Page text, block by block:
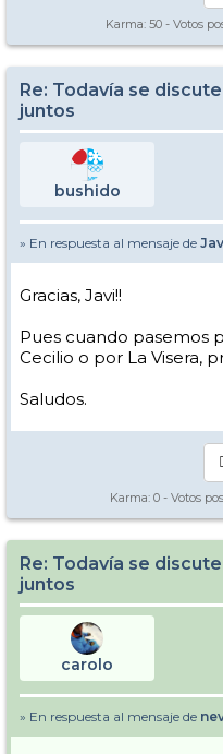
Karma: 50 - Votos
Re: Todavía se
juntos
bushido
» En respuesta al mensaje de
Gracias, Javi!!
Pues cuando pasemos
Cecilio o por La Visera,
Saludos.
Karma: 0 - Votos
Re: Todavía se
juntos
carolo
» En respuesta al mensaje de